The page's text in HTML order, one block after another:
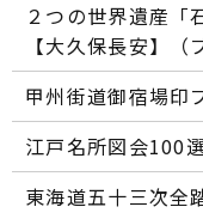
２つの世界遺産「
【大久保長安】（
甲州街道御宿場印
江戸名所図会100選
東海道五十三次全